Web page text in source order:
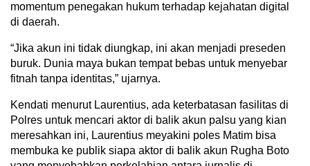
momentum penegakan hukum terhadap kejahatan digital
di daerah.
“Jika akun ini tidak diungkap, ini akan menjadi preseden
buruk. Dunia maya bukan tempat bebas untuk menyebar
fitnah tanpa identitas,” ujarnya.
Kendati menurut Laurentius, ada keterbatasan fasilitas di
Polres untuk mencari aktor di balik akun palsu yang kian
meresahkan ini, Laurentius meyakini poles Matim bisa
membuka ke publik siapa aktor di balik akun Rugha Boto